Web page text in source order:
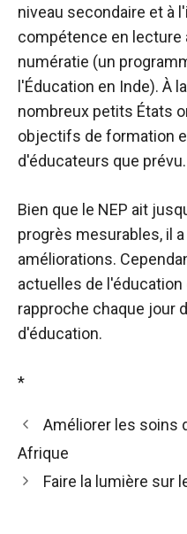
niveau secondaire et à
compétence en lecture
numératie (un
l'Éducation en Inde). À
nombreux petits États
objectifs de formation
d'éducateurs que prévu.
Bien que le NEP ait
progrès mesurables, il
améliorations.
actuelles de l'éducation
rapproche chaque jour
d'éducation.
*
Améliorer les soins
Afrique
Faire la lumière sur